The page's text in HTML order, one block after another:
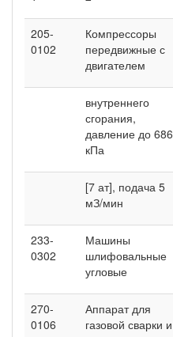
205-
0102
Компрессоры
передвижные с
двигателем
внутреннего
сгорания,
давление до 686
кПа
[7 ат], подача 5
мЗ/мин
233-
0302
Машины
шлифовальные
угловые
270-
0106
Аппарат для
газовой сварки и